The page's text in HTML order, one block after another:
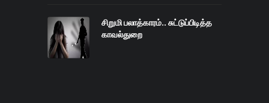
சிறுமி பலாத்காரம்.. சுட்டுப்பிடித்த
காவல்துறை